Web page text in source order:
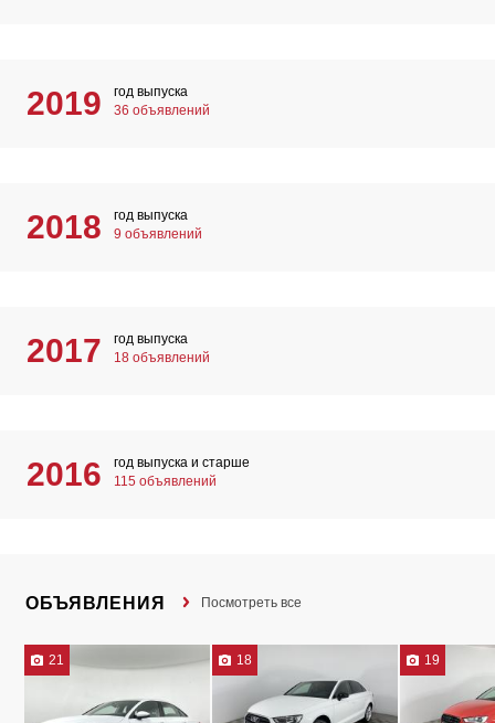
2019
год выпуска
36 объявлений
2018
год выпуска
9 объявлений
2017
год выпуска
18 объявлений
2016
год выпуска и старше
115 объявлений
ОБЪЯВЛЕНИЯ Посмотреть все
21 18 19